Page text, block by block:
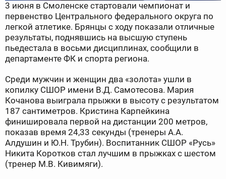
3 июня в Смоленске стартовали чемпионат и
первенство Центрального федерального округа по
легкой атлетике. Брянцы с ходу показали отличные
результаты, поднявшись на высшую ступень
пьедестала в восьми дисциплинах, сообщили в
департаменте ФК и спорта региона.
Среди мужчин и женщин два «золота» ушли в
копилку СШОР имени В.Д. Самотесова. Мария
Кочанова выиграла прыжки в высоту с результатом
187 сантиметров. Кристина Карпейкина
финишировала первой на дистанции 200 метров,
показав время 24,33 секунды (тренеры А.А.
Алдушин и Ю.Н. Трубин). Воспитанник СШОР «Русь»
Никита Коротков стал лучшим в прыжках с шестом
(тренер М.В. Кивимяги).